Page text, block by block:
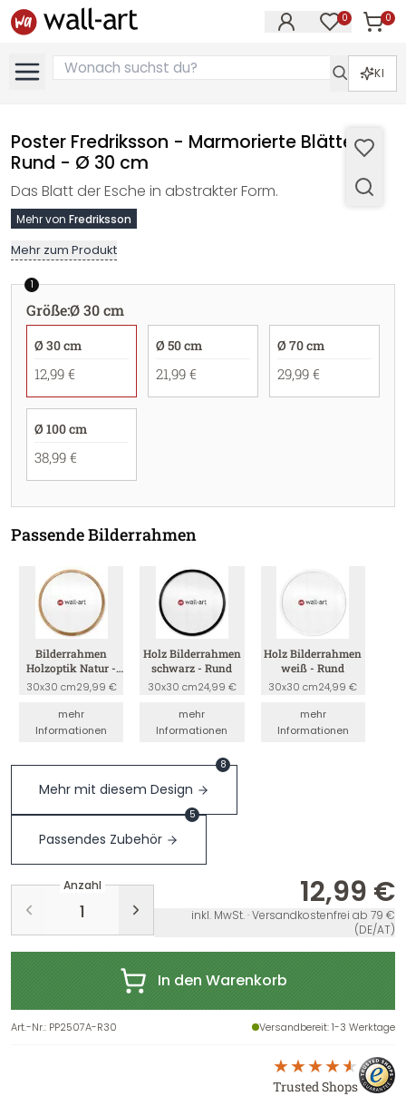
0 0
KI
Poster Fredriksson - Marmorierte Blätter -
Rund - Ø 30 cm
Das Blatt der Esche in abstrakter Form.
Mehr von Fredriksson
Mehr zum Produkt
1
Größe:Ø 30 cm
Ø 30 cm
12,99 €
Ø 50 cm
21,99 €
Ø 70 cm
29,99 €
Ø 100 cm
38,99 €
Passende Bilderrahmen
Bilderrahmen
Holzoptik Natur -
Rund
30x30 cm29,99 €
mehr
Informationen
Holz Bilderrahmen
schwarz - Rund
30x30 cm24,99 €
mehr
Informationen
Holz Bilderrahmen
weiß - Rund
30x30 cm24,99 €
mehr
Informationen
Mehr mit diesem Design
8
Passendes Zubehör
5
Anzahl 12,99 €
inkl. MwSt. · Versandkostenfrei ab 79 €
(DE/AT)
In den Warenkorb
Art.-Nr.: PP2507A-R30 Versandbereit: 1-3 Werktage
Trusted Shops